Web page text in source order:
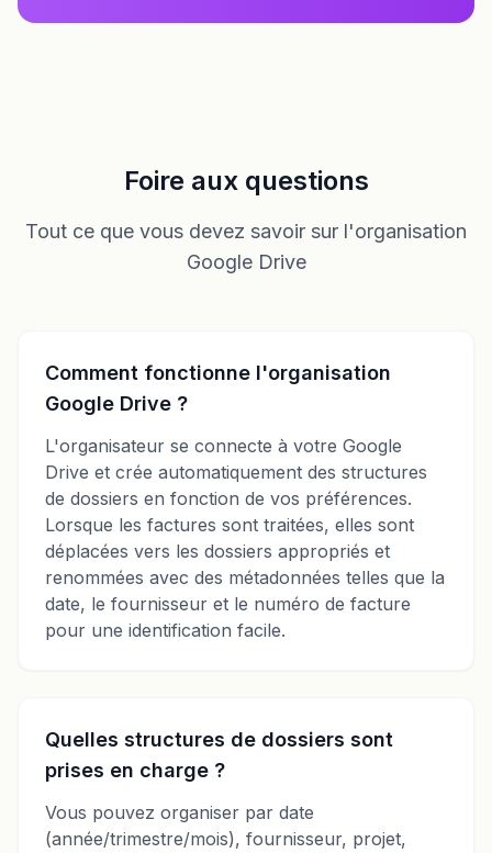
Foire aux questions
Tout ce que vous devez savoir sur l'organisation
Google Drive
Comment fonctionne l'organisation
Google Drive ?
L'organisateur se connecte à votre Google
Drive et crée automatiquement des structures
de dossiers en fonction de vos préférences.
Lorsque les factures sont traitées, elles sont
déplacées vers les dossiers appropriés et
renommées avec des métadonnées telles que la
date, le fournisseur et le numéro de facture
pour une identification facile.
Quelles structures de dossiers sont
prises en charge ?
Vous pouvez organiser par date
(année/trimestre/mois), fournisseur, projet,